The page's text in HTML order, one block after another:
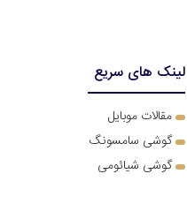
لینک های سریع
مقالات موبایل
گوشی سامسونگ
گوشی شیائومی